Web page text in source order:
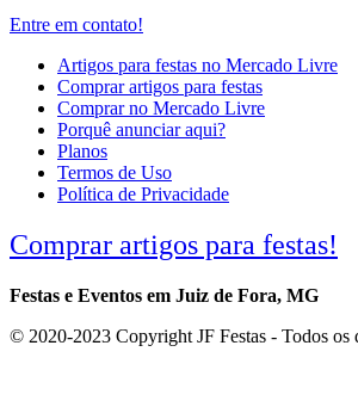
Entre em contato!
Artigos para festas no Mercado Livre
Comprar artigos para festas
Comprar no Mercado Livre
Porquê anunciar aqui?
Planos
Termos de Uso
Política de Privacidade
Comprar artigos para festas!
Festas e Eventos em Juiz de Fora, MG
© 2020-2023 Copyright JF Festas - Todos os